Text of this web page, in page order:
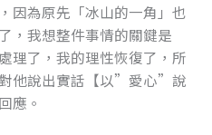
因為原先「冰山的一角」也
，我想整件事情的關鍵是
理了，我的理性恢復了，所
他說出實話【以”愛心”說
應。